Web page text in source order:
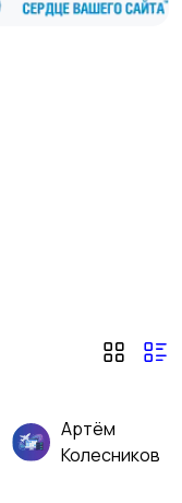
Артём
Колесников